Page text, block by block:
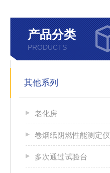
产品分类
PRODUCTS
其他系列
老化房
卷烟纸阴燃性能测定仪
多次通过试验台